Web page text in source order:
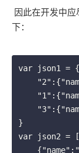
因此在开发中
下：
var json1 = {
}
var json2 = [